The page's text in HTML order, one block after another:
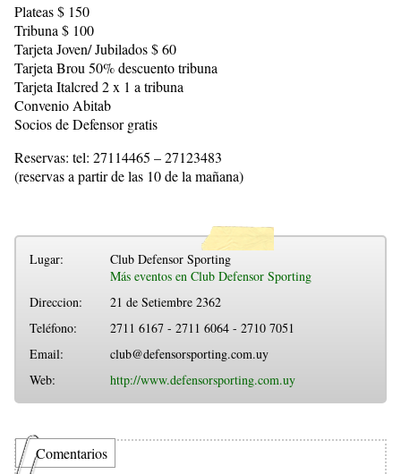
Plateas $ 150
Tribuna $ 100
Tarjeta Joven/ Jubilados $ 60
Tarjeta Brou 50% descuento tribuna
Tarjeta Italcred 2 x 1 a tribuna
Convenio Abitab
Socios de Defensor gratis
Reservas: tel: 27114465 – 27123483
(reservas a partir de las 10 de la mañana)
Lugar:
Club Defensor Sporting
Más eventos en Club Defensor Sporting
Direccion:
21 de Setiembre 2362
Teléfono:
2711 6167 - 2711 6064 - 2710 7051
Email:
club@defensorsporting.com.uy
Web:
http://www.defensorsporting.com.uy
Comentarios